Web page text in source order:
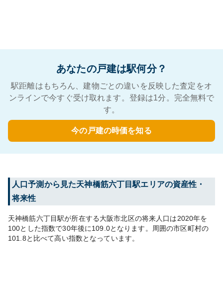
あなたの戸建は駅何分？
駅距離はもちろん、建物ごとの違いを反映した査定をオ
ンラインで今すぐ受け取れます。登録は1分。完全無料で
す。
今の戸建の時価を知る
人口予測から見た天神橋筋六丁目駅エリアの資産性・
将来性
天神橋筋六丁目駅が所在する大阪市北区の将来人口は2020年を
100とした指数で30年後に109.0となります。
周囲の市区町村の
101.8と比べて高い指数となっています。